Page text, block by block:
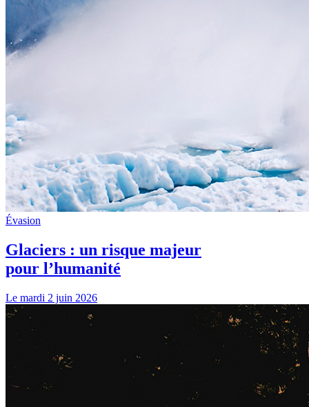
Évasion
Glaciers : un risque majeur
pour l’humanité
Le mardi 2 juin 2026